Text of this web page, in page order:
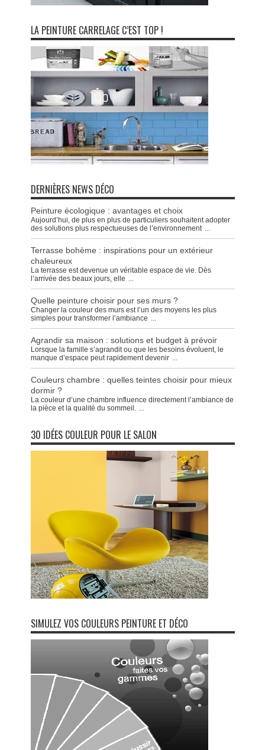
LA PEINTURE CARRELAGE C’EST TOP !
DERNIÈRES NEWS DÉCO
Peinture écologique : avantages et choix
Aujourd’hui, de plus en plus de particuliers souhaitent adopter
des solutions plus respectueuses de l’environnement ...
Terrasse bohème : inspirations pour un extérieur
chaleureux
La terrasse est devenue un véritable espace de vie. Dès
l’arrivée des beaux jours, elle ...
Quelle peinture choisir pour ses murs ?
Changer la couleur des murs est l’un des moyens les plus
simples pour transformer l’ambiance ...
Agrandir sa maison : solutions et budget à prévoir
Lorsque la famille s’agrandit ou que les besoins évoluent, le
manque d’espace peut rapidement devenir ...
Couleurs chambre : quelles teintes choisir pour mieux
dormir ?
La couleur d’une chambre influence directement l’ambiance de
la pièce et la qualité du sommeil. ...
30 IDÉES COULEUR POUR LE SALON
SIMULEZ VOS COULEURS PEINTURE ET DÉCO